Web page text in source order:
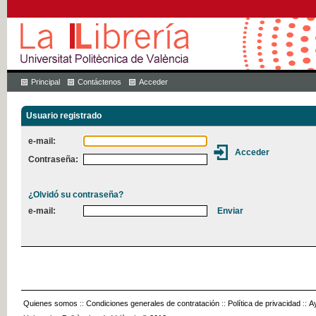
Principal Contáctenos Acceder
Usuario registrado
e-mail:
Contraseña:
¿Olvidó su contraseña?
e-mail:
Quienes somos :: Condiciones generales de contratación :: Política de privacidad ::